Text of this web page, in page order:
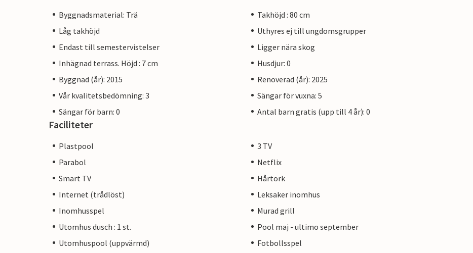
Byggnadsmaterial: Trä
Takhöjd : 80 cm
Låg takhöjd
Uthyres ej till ungdomsgrupper
Endast till semestervistelser
Ligger nära skog
Inhägnad terrass. Höjd : 7 cm
Husdjur: 0
Byggnad (år): 2015
Renoverad (år): 2025
Vår kvalitetsbedömning: 3
Sängar för vuxna: 5
Sängar för barn: 0
Antal barn gratis (upp till 4 år): 0
Faciliteter
Plastpool
3 TV
Parabol
Netflix
Smart TV
Hårtork
Internet (trådlöst)
Leksaker inomhus
Inomhusspel
Murad grill
Utomhus dusch : 1 st.
Pool maj - ultimo september
Utomhuspool (uppvärmd)
Fotbollsspel